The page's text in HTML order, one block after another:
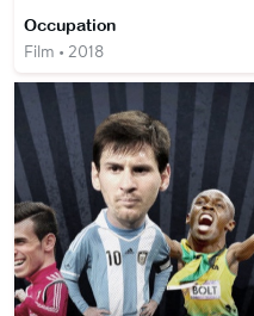
Occupation
Film • 2018